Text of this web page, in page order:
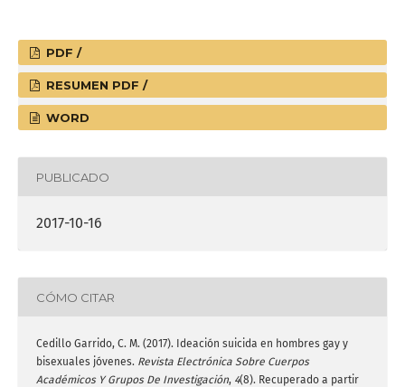
PDF /
RESUMEN PDF /
WORD
PUBLICADO
2017-10-16
CÓMO CITAR
Cedillo Garrido, C. M. (2017). Ideación suicida en hombres gay y
bisexuales jóvenes. Revista Electrónica Sobre Cuerpos
Académicos Y Grupos De Investigación, 4(8). Recuperado a partir